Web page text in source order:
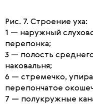
Рис. 7. Строение уха:
1 — наружный
перепонка;
3 — полость
наковальня;
6 — стремечко,
перепончатое
7 — полукружные